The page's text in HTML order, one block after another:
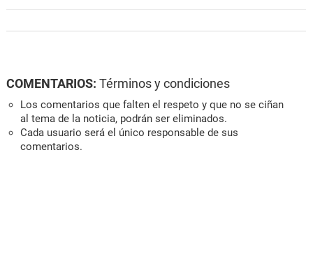
COMENTARIOS: Términos y condiciones
Los comentarios que falten el respeto y que no se ciñan
al tema de la noticia, podrán ser eliminados.
Cada usuario será el único responsable de sus
comentarios.